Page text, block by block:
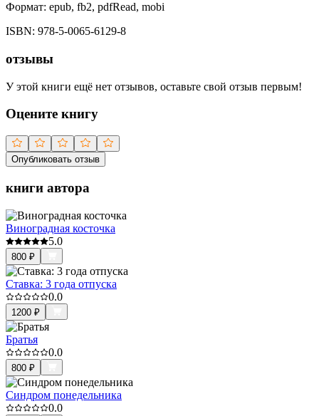
Формат: epub, fb2, pdfRead, mobi
ISBN: 978-5-0065-6129-8
отзывы
У этой книги ещё нет отзывов, оставьте свой отзыв первым!
Оцените книгу
Опубликовать отзыв
книги автора
Виноградная косточка
5.0
800 ₽
Ставка: 3 года отпуска
0.0
1200 ₽
Братья
0.0
800 ₽
Синдром понедельника
0.0